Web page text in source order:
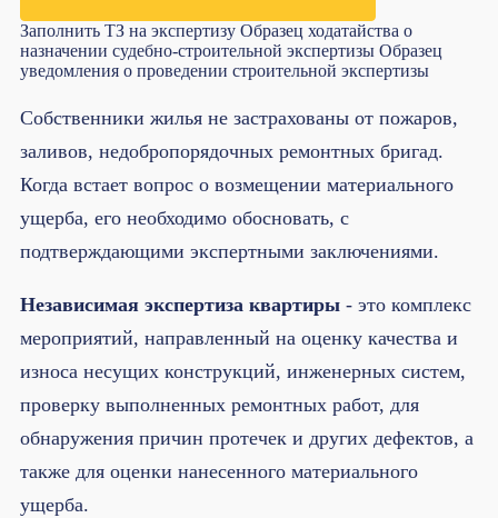
Заполнить ТЗ на экспертизу Образец ходатайства о
назначении судебно-строительной экспертизы Образец
уведомления о проведении строительной экспертизы
Собственники жилья не застрахованы от пожаров,
заливов, недобропорядочных ремонтных бригад.
Когда встает вопрос о возмещении материального
ущерба, его необходимо обосновать, с
подтверждающими экспертными заключениями.
Независимая экспертиза квартиры- это комплекс
мероприятий, направленный на оценку качества и
износа несущих конструкций, инженерных систем,
проверку выполненных ремонтных работ, для
обнаружения причин протечек и других дефектов, а
также для оценки нанесенного материального
ущерба.